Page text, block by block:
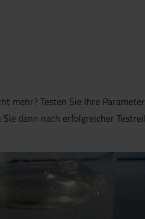
mehr? Testen Sie Ihre
dann nach erfolgreicher